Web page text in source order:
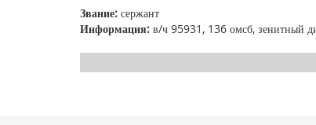
Звание: сержант
Информация: в/ч 95931, 136 омсб, зенитный